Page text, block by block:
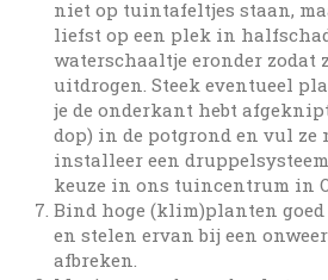
niet op tuintafeltjes staan,
liefst op een plek in
waterschaaltje eronder zodat
uitdrogen. Steek eventueel
je de onderkant hebt
dop) in de potgrond en vul ze
installeer een
keuze in ons tuincentrum in
Bind hoge (klim)planten goed
en stelen ervan bij een
afbreken.